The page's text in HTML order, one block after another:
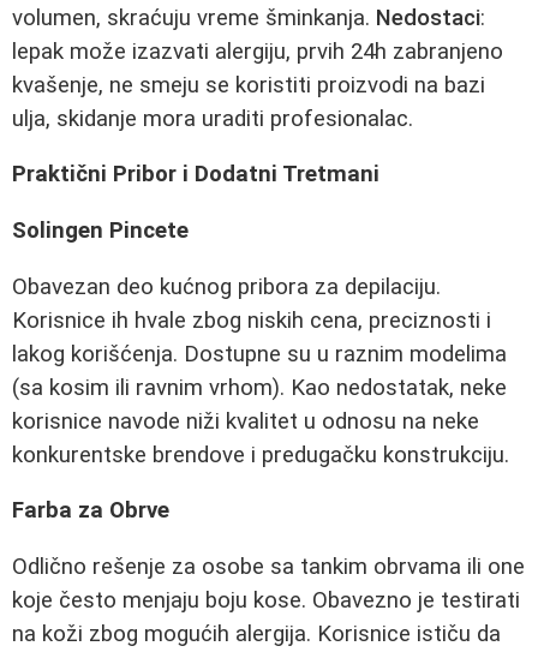
volumen, skraćuju vreme šminkanja. Nedostaci:
lepak može izazvati alergiju, prvih 24h zabranjeno
kvašenje, ne smeju se koristiti proizvodi na bazi
ulja, skidanje mora uraditi profesionalac.
Praktični Pribor i Dodatni Tretmani
Solingen Pincete
Obavezan deo kućnog pribora za depilaciju.
Korisnice ih hvale zbog niskih cena, preciznosti i
lakog korišćenja. Dostupne su u raznim modelima
(sa kosim ili ravnim vrhom). Kao nedostatak, neke
korisnice navode niži kvalitet u odnosu na neke
konkurentske brendove i predugačku konstrukciju.
Farba za Obrve
Odlično rešenje za osobe sa tankim obrvama ili one
koje često menjaju boju kose. Obavezno je testirati
na koži zbog mogućih alergija. Korisnice ističu da